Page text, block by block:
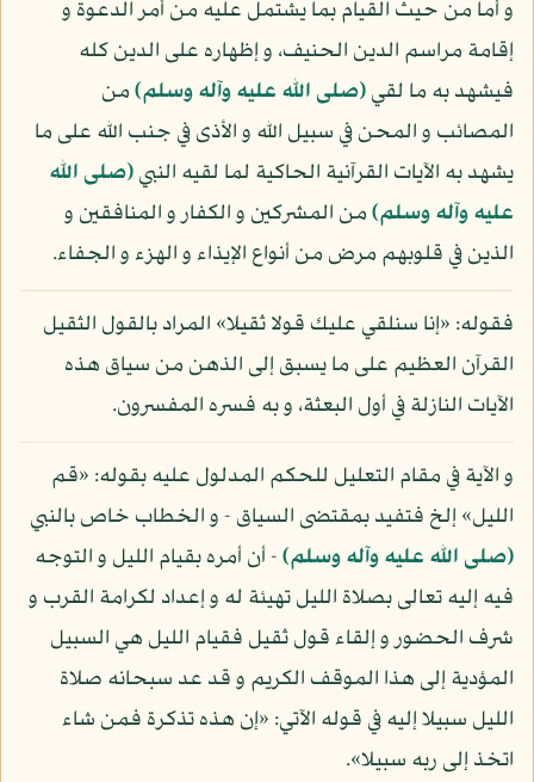
و أما من حيث القيام بما يشتمل عليه من أمر الدعوة و
إقامة مراسم الدين الحنيف، و إظهاره على الدين كله
فيشهد به ما لقي(صلى الله عليه وآله وسلم)من
المصائب و المحن في سبيل الله و الأذى في جنب الله على ما
يشهد به الآيات القرآنية الحاكية لما لقيه النبي(صلى الله
عليه وآله وسلم)من المشركين و الكفار و المنافقين و
الذين في قلوبهم مرض من أنواع الإيذاء و الهزء و الجفاء.
فقوله: «إنا سنلقي عليك قولا ثقيلا» المراد بالقول الثقيل
القرآن العظيم على ما يسبق إلى الذهن من سياق هذه
الآيات النازلة في أول البعثة، و به فسره المفسرون.
و الآية في مقام التعليل للحكم المدلول عليه بقوله: «قم
الليل» إلخ فتفيد بمقتضى السياق - و الخطاب خاص بالنبي
(صلى الله عليه وآله وسلم)- أن أمره بقيام الليل و التوجه
فيه إليه تعالى بصلاة الليل تهيئة له و إعداد لكرامة القرب و
شرف الحضور و إلقاء قول ثقيل فقيام الليل هي السبيل
المؤدية إلى هذا الموقف الكريم و قد عد سبحانه صلاة
الليل سبيلا إليه في قوله الآتي: «إن هذه تذكرة فمن شاء
اتخذ إلى ربه سبيلا».